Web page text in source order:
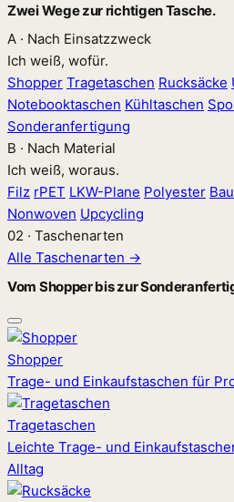
Zwei Wege zur richtigen Tasche.
A · Nach Einsatzzweck
Ich weiß, wofür.
Shopper Tragetaschen Rucksäcke
Notebooktaschen Kühltaschen
Sonderanfertigung
B · Nach Material
Ich weiß, woraus.
Filz rPET LKW-Plane Polyester
Nonwoven Upcycling
02 · Taschenarten
Alle Taschenarten →
Vom Shopper bis zur
Shopper
Trage- und Einkaufstaschen für
Tragetaschen
Leichte Trage- und
Alltag